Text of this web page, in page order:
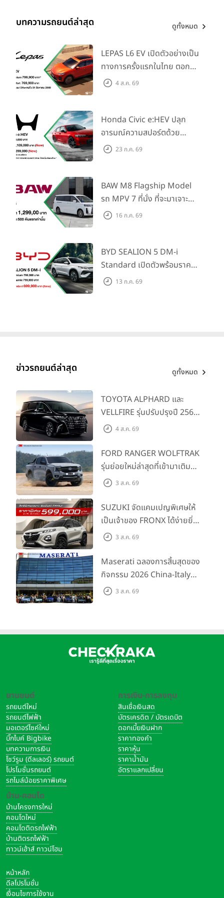
บทความรถยนต์ล่าสุด ดูทั้งหมด
LEPAS L6 EV เปิดตัวอย่างเป็น
ทางการครั้งแรกในไทย ตอกย้ำ
วิสัยทัศน์ “Drive Your
4 ส.ค. 69
Honda Civic e:HEV ปลุก
อารมณ์ความสปอร์ตด้วย
Honda S+ Shift ครั้งแรกใน
Traffic Monitor เพียงจอง
ภายใน 31 ก.ค. 2569 รับบัตร
น้ำมันมูลค่า 10,000 บาท
23 ก.ค. 69
BAW M8 Flagship Model
รถ MPV 7 ที่นั่ง ที่จะมาเจาะ
ตลาดครอบครัวและองค์กรยุค
แรก)
16 ก.ค. 69
BYD SEALION 5 DM-i
Standard เปิดตัวพร้อมราคา
คาดการณ์ 699,900 บาท รุ่น
13 ก.ค. 69
ข่าวรถยนต์ล่าสุด ดูทั้งหมด
TOYOTA ALPHARD และ
VELLFIRE รุ่นปรับปรุงปี 2569
พร้อมรุ่นย่อยใหม่ HEV
4 ส.ค. 69
FORD RANGER WOLFTRAK
รุ่นย่อยใหม่ล่าสุดที่เข้ามาเติม
เต็มไลน์อัป พร้อมตอบโจทย์ทุก
พร้อมลุย ด้วยราคาพิเศษเริ่ม
ต้นที่ 9.49 แสนบาท
3 ส.ค. 69
SUZUKI จัดแคมเปญพิเศษให้
เป็นเจ้าของ FRONX ได้ง่ายยิ่ง
ขึ้นสำหรับรุ่น GL ราคาพิเศษ
200 คัน พร้อมข้อเสนอสุดคุ้ม
3 ส.ค. 69
Maserati ฉลองการสิ้นสุดของ
กิจกรรม 2026 China-Italy
Grand Tour ณ สำนักงาน
3 ส.ค. 69
ยานยนต์
รถยนต์ใหม่
รถยนต์ไฟฟ้า
มอเตอร์ไซค์ใหม่
บิ๊กไบค์ Bigbike
บทความการเงิน
โชว์รูม (ดีลเลอร์) รถยนต์
โปรโมชั่นรถยนต์
รถไมล์น้อยราคาพิเศษ
บ้าน-คอนโด
บ้านโครงการใหม่
คอนโดใหม่
คอนโดติดรถไฟฟ้า
บ้านติดรถไฟฟ้า
ทาวน์เฮ้าส์ ทาวน์โฮม
การเงิน-การลงทุน
สินเชื่อเงินสด
บัตรเครดิต / บัตรเดบิต
ดอกเบี้ยเงินฝาก
ราคาทองคำ
ราคาหุ้น
ราคาน้ำมัน
อัตราแลกเปลี่ยน
หน้าหลัก
ดีลโปรโมชั่น
เงื่อนไขการใช้งาน